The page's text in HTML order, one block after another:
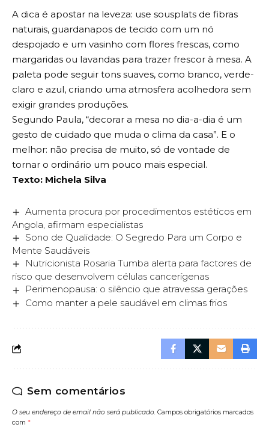
A dica é apostar na leveza: use sousplats de fibras
naturais, guardanapos de tecido com um nó
despojado e um vasinho com flores frescas, como
margaridas ou lavandas para trazer frescor à mesa. A
paleta pode seguir tons suaves, como branco, verde-
claro e azul, criando uma atmosfera acolhedora sem
exigir grandes produções.
Segundo Paula, “decorar a mesa no dia-a-dia é um
gesto de cuidado que muda o clima da casa”. E o
melhor: não precisa de muito, só de vontade de
tornar o ordinário um pouco mais especial.
Texto: Michela Silva
Aumenta procura por procedimentos estéticos em
Angola, afirmam especialistas
Sono de Qualidade: O Segredo Para um Corpo e
Mente Saudáveis
Nutricionista Rosaria Tumba alerta para factores de
risco que desenvolvem células cancerígenas
Perimenopausa: o silêncio que atravessa gerações
Como manter a pele saudável em climas frios
Sem comentários
O seu endereço de email não será publicado. Campos obrigatórios marcados
com *